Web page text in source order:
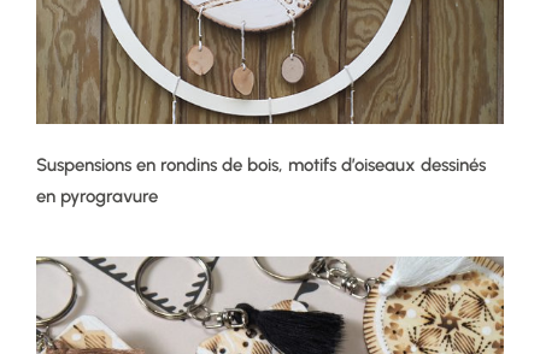
Suspensions en rondins de bois, motifs d’oiseaux dessinés
en pyrogravure